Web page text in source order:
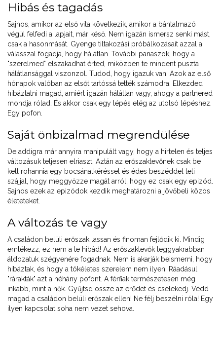
Hibás és tagadás
Sajnos, amikor az első vita következik, amikor a bántalmazó
végül felfedi a lapjait, már késő. Nem igazán ismersz senki mást,
csak a hasonmását. Gyenge tiltakozási próbálkozásait azzal a
válasszal fogadja, hogy hálátlan. További panaszok, hogy a
"szerelmed" elszakadhat érted, miközben te mindent puszta
hálátlansággal viszonzol. Tudod, hogy igazuk van. Azok az első
hónapok valóban az elsőt tartóssá tették számodra. Elkezded
hibáztatni magad, amiért igazán hálátlan vagy, ahogy a partnered
mondja rólad. És akkor csak egy lépés elég az utolsó lépéshez.
Egy pofon.
Saját önbizalmad megrendülése
De addigra már annyira manipulált vagy, hogy a hirtelen és teljes
változásuk teljesen elriaszt. Aztán az erőszaktevőnek csak be
kell rohannia egy bocsánatkéréssel és édes beszéddel teli
szájjal, hogy meggyőzze magát arról, hogy ez csak egy epizód.
Sajnos ezek az epizódok kezdik meghatározni a jövőbeli közös
életeteket.
A változás te vagy
A családon belüli erőszak lassan és finoman fejlődik ki. Mindig
emlékezz, ez nem a te hibád! Az erőszaktevők leggyakrabban
áldozatuk szégyenére fogadnak. Nem is akarják beismerni, hogy
hibáztak, és hogy a tökéletes szerelem nem ilyen. Ráadásul
"rárakták" azt a néhány pofont. A férfiak természetesen még
inkább, mint a nők. Gyűjtsd össze az erődet és cselekedj. Védd
magad a családon belüli erőszak ellen! Ne félj beszélni róla! Egy
ilyen kapcsolat soha nem vezet sehova.